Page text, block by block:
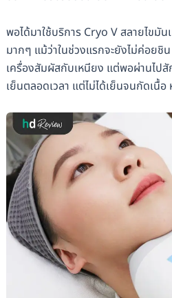
พอได้มาใช้บริการ Cryo V สลายไขมั
มากๆ แม้ว่าในช่วงแรกจะยังไม่ค่อยชิน
เครื่องสัมผัสกับเหนียง แต่พอผ่านไป
เย็นตลอดเวลา แต่ไม่ได้เย็นจนกัดเนื้